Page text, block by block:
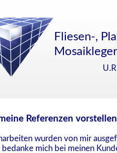
Fliesen-,
Referenzen
wurden von mir
bedanke mich bei meinen